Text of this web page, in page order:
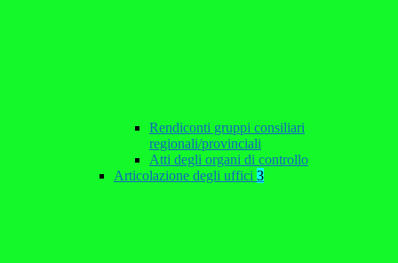
Rendiconti gruppi consiliari
regionali/provinciali
Atti degli organi di controllo
Articolazione degli uffici 3